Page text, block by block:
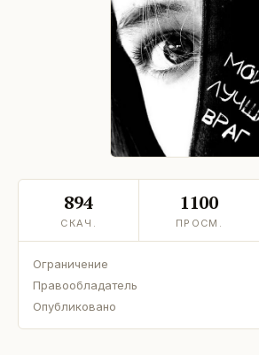
894
СКАЧ.
1100
ПРОСМ.
Ограничение
Правообладатель
Опубликовано